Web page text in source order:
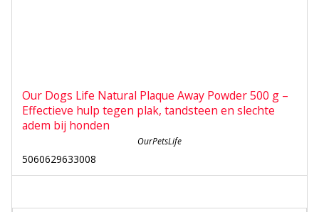
Our Dogs Life Natural Plaque Away Powder 500 g –
Effectieve hulp tegen plak, tandsteen en slechte
adem bij honden
OurPetsLife
5060629633008